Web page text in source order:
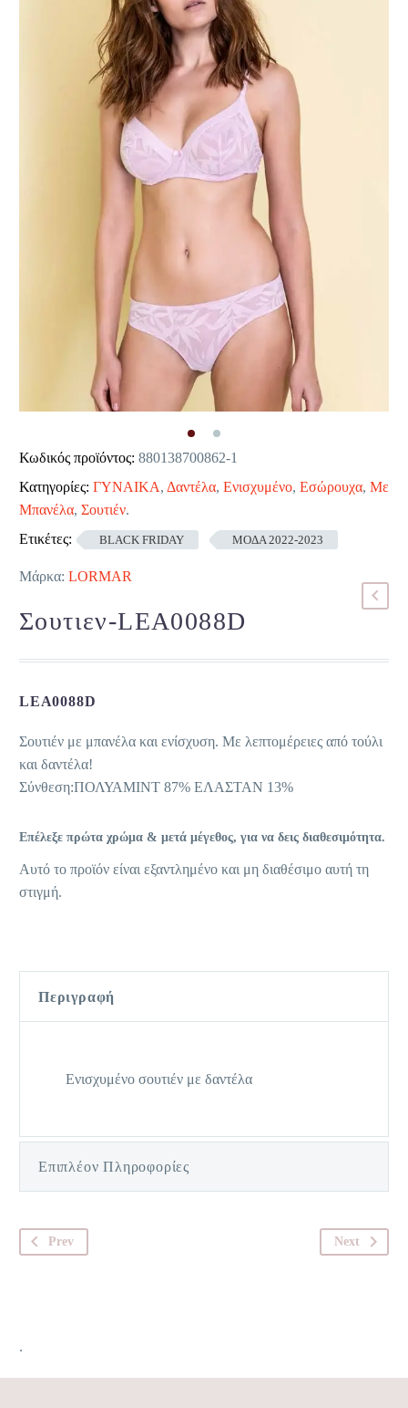
Κωδικός προϊόντος: 880138700862-1
Κατηγορίες: ΓΥΝΑΙΚΑ, Δαντέλα, Ενισχυμένο, Εσώρουχα, Με
Μπανέλα, Σουτιέν.
Ετικέτες:
BLACK FRIDAY ΜΟΔΑ 2022-2023
Μάρκα: LORMAR
Σουτιεν-LEA0088D
LEA0088D
Σουτιέν με μπανέλα και ενίσχυση. Με λεπτομέρειες από τούλι
και δαντέλα!
Σύνθεση:ΠΟΛΥΑΜΙΝΤ 87% ΕΛΑΣΤΑΝ 13%
Επέλεξε πρώτα χρώμα & μετά μέγεθος, για να δεις διαθεσιμότητα.
Αυτό το προϊόν είναι εξαντλημένο και μη διαθέσιμο αυτή τη
στιγμή.
Περιγραφή
Ενισχυμένο σουτιέν με δαντέλα
Επιπλέον Πληροφορίες
Prev Next
.